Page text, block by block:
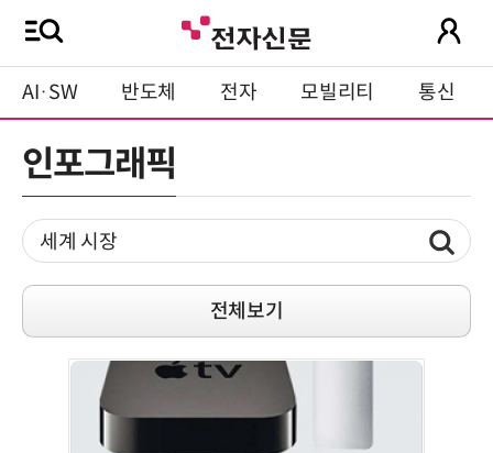
AI·SW 반도체 전자 모빌리티 통신
인포그래픽
전체보기